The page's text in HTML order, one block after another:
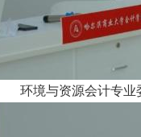
环境与资源会计专业